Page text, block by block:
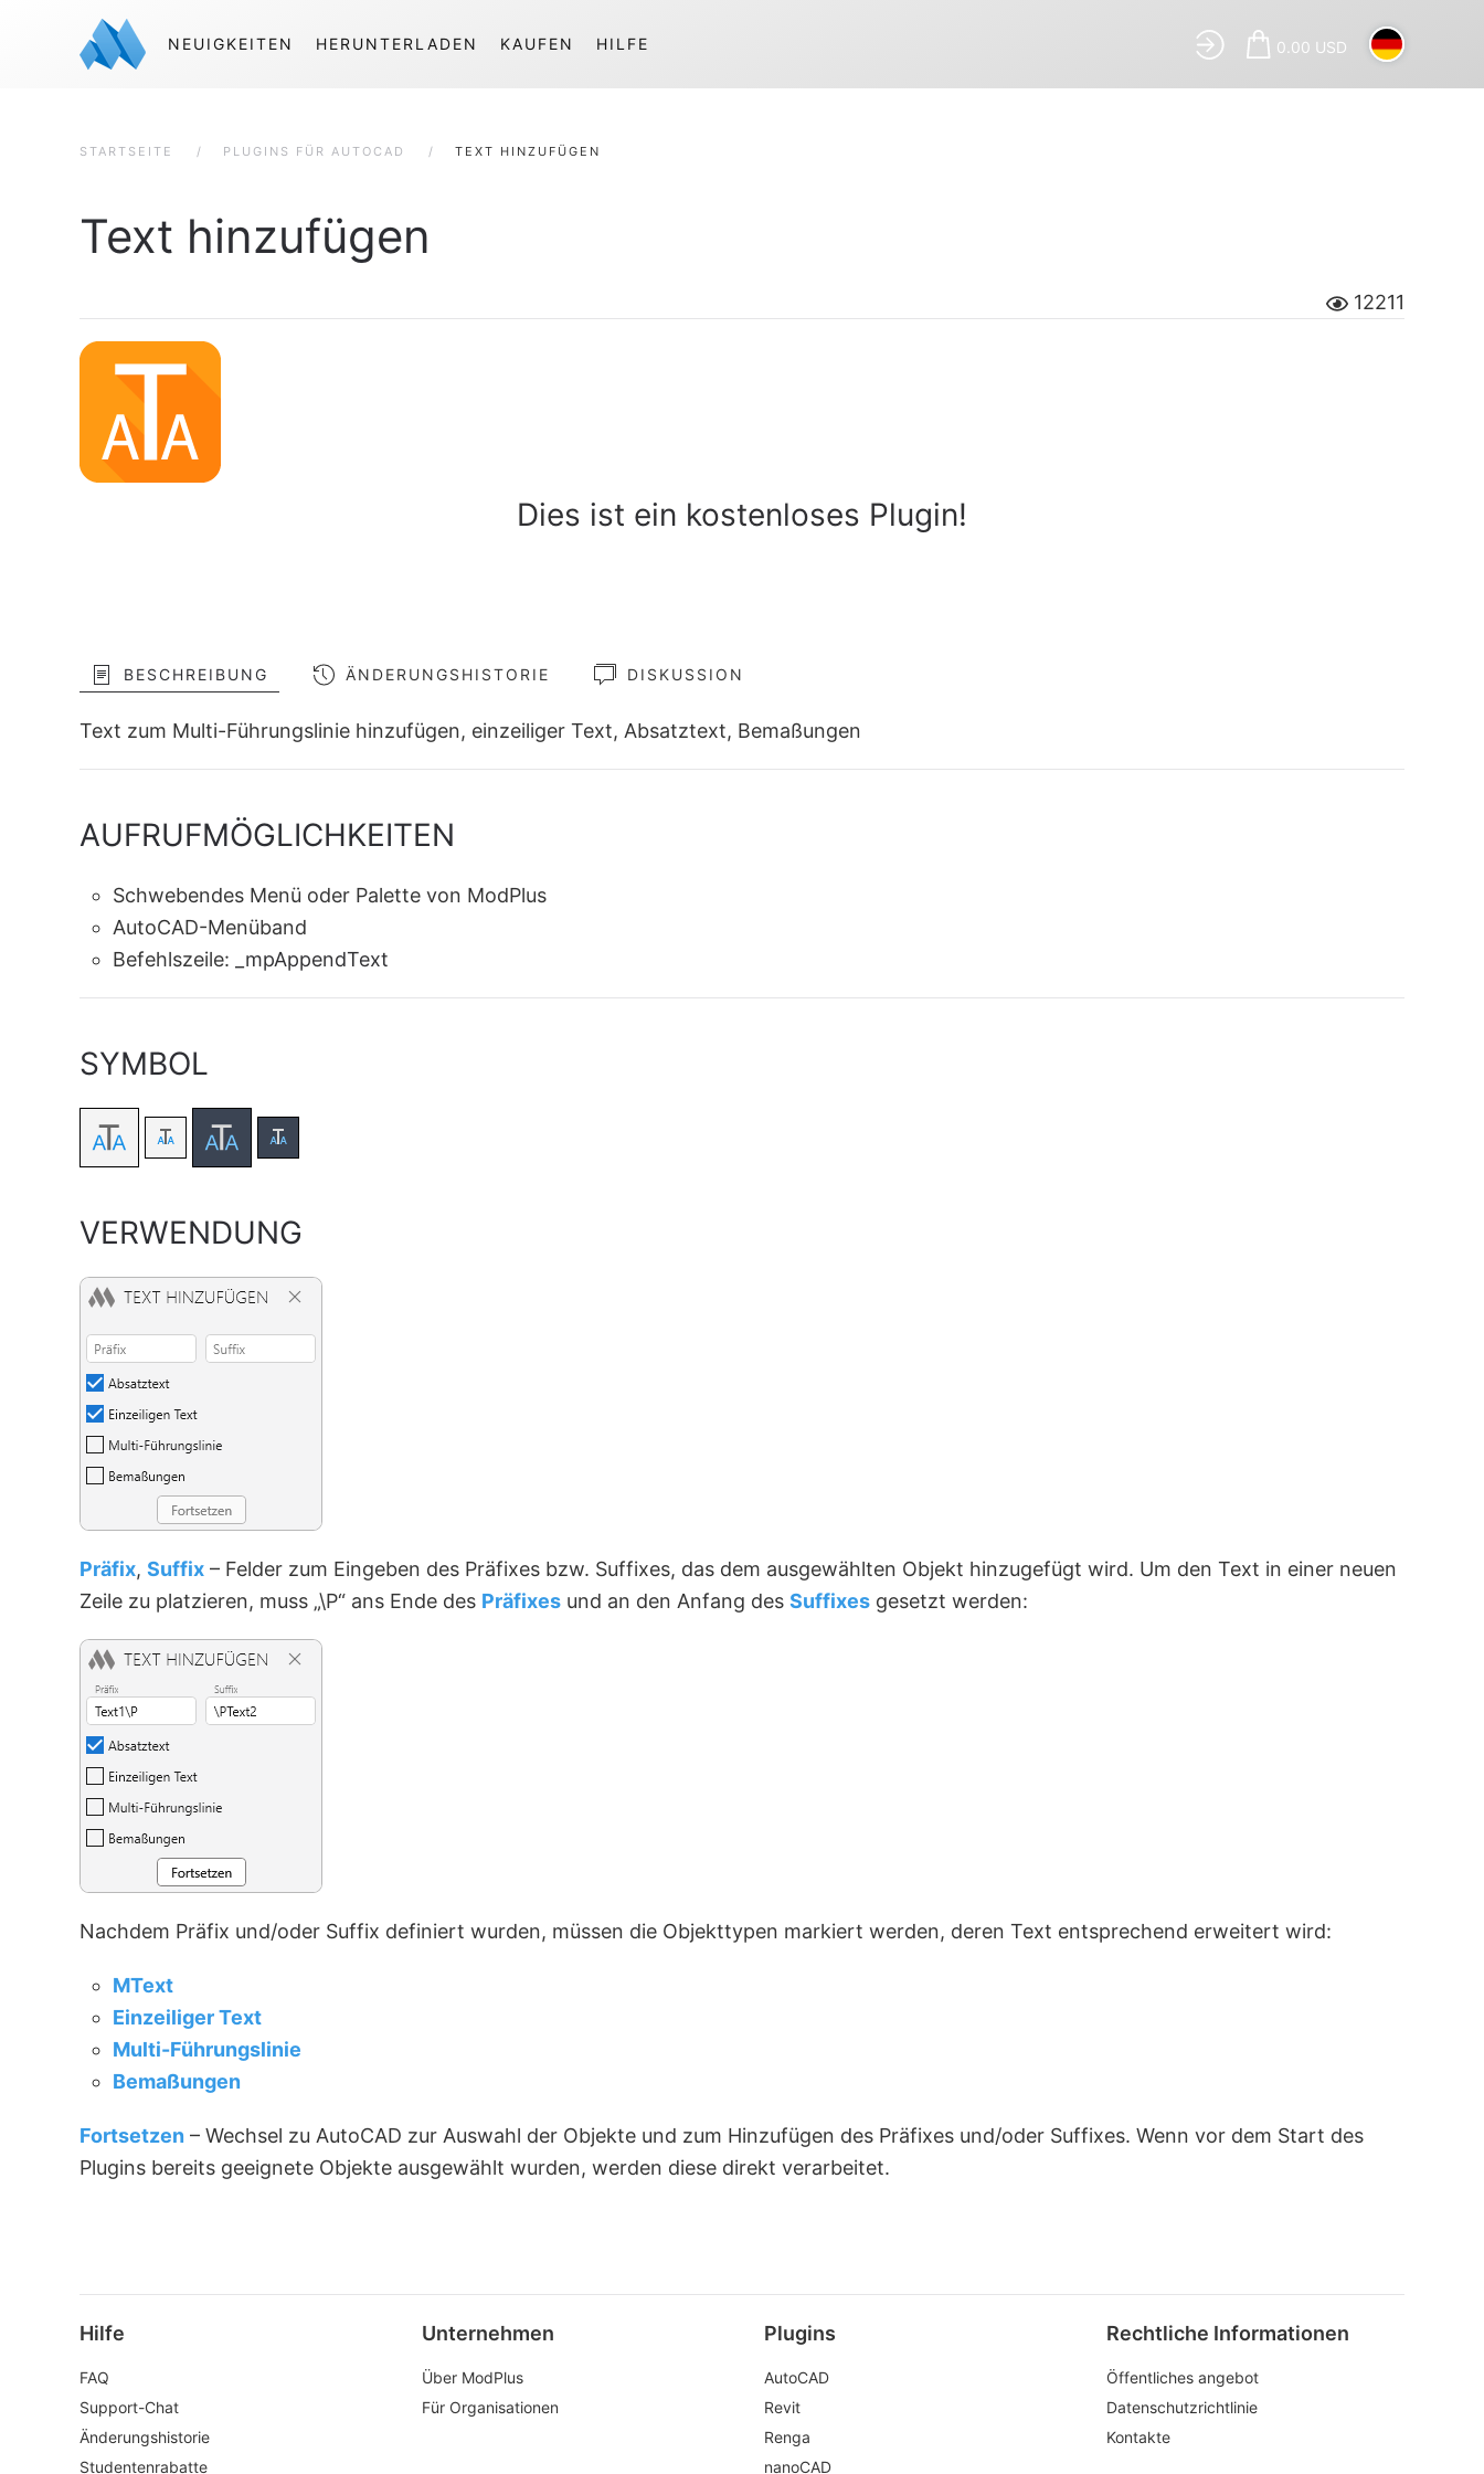
NEUIGKEITEN HERUNTERLADEN KAUFEN HILFE 0.00 USD
STARTSEITE PLUGINS FÜR AUTOCAD TEXT HINZUFÜGEN
Text hinzufügen
12211
Dies ist ein kostenloses Plugin!
BESCHREIBUNG ÄNDERUNGSHISTORIE DISKUSSION
Text zum Multi-Führungslinie hinzufügen, einzeiliger Text, Absatztext, Bemaßungen
AUFRUFMÖGLICHKEITEN
Schwebendes Menü oder Palette von ModPlus
AutoCAD-Menüband
Befehlszeile:
_mpAppendText
SYMBOL
VERWENDUNG
Präfix, Suffix – Felder zum Eingeben des Präfixes bzw. Suffixes, das dem ausgewählten Objekt hinzugefügt wird. Um den Text in einer neuen
Zeile zu platzieren, muss „\P“ ans Ende des Präfixes und an den Anfang des Suffixes gesetzt werden:
Nachdem Präfix und/oder Suffix definiert wurden, müssen die Objekttypen markiert werden, deren Text entsprechend erweitert wird:
MText
Einzeiliger Text
Multi-Führungslinie
Bemaßungen
Fortsetzen – Wechsel zu AutoCAD zur Auswahl der Objekte und zum Hinzufügen des Präfixes und/oder Suffixes. Wenn vor dem Start des
Plugins bereits geeignete Objekte ausgewählt wurden, werden diese direkt verarbeitet.
Hilfe
FAQ
Support-Chat
Änderungshistorie
Studentenrabatte
Unternehmen
Über ModPlus
Für Organisationen
Plugins
AutoCAD
Revit
Renga
nanoCAD
Rechtliche Informationen
Öffentliches angebot
Datenschutzrichtlinie
Kontakte